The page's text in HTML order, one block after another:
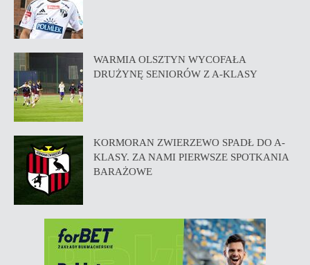
WARMIA OLSZTYN WYCOFAŁA
DRUŻYNĘ SENIORÓW Z A-KLASY
KORMORAN ZWIERZEWO SPADŁ DO A-
KLASY. ZA NAMI PIERWSZE SPOTKANIA
BARAŻOWE